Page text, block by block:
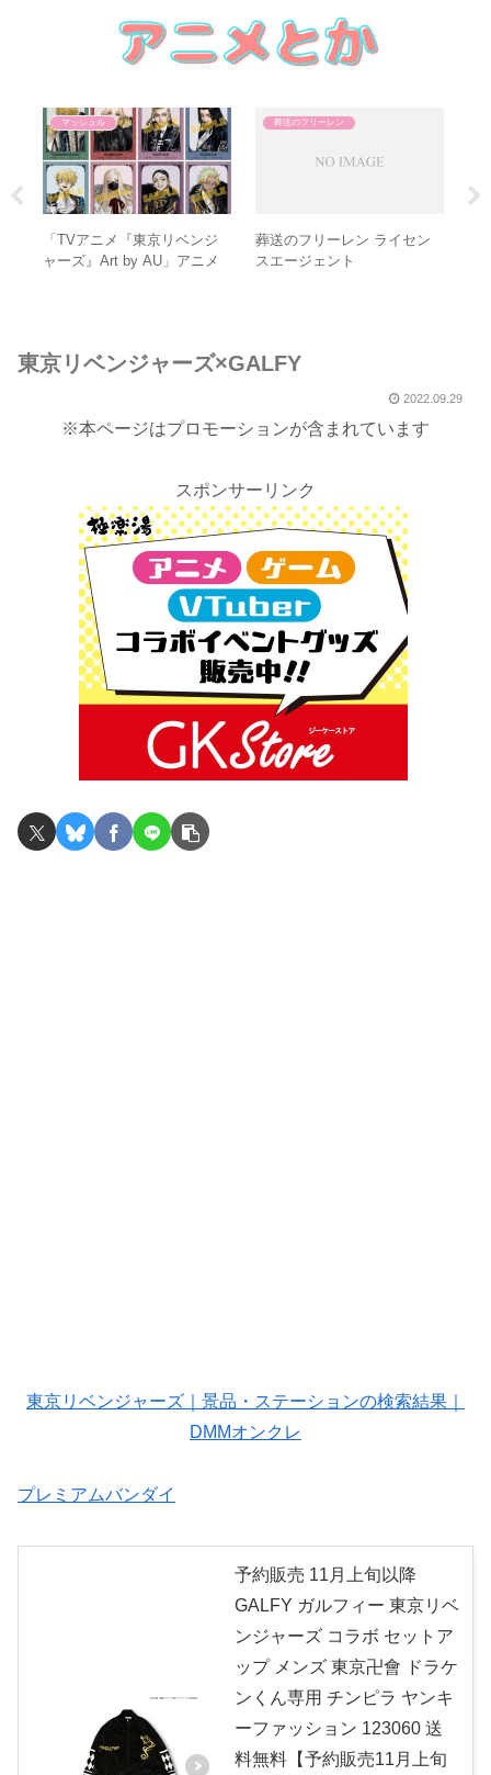
マッシュル
「TVアニメ『東京リベンジ
ャーズ』Art by AU」アニメ
葬送のフリーレン
葬送のフリーレン ライセン
スエージェント
東京リベンジャーズ×GALFY
2022.09.29
※本ページはプロモーションが含まれています
スポンサーリンク
東京リベンジャーズ｜景品・ステーションの検索結果｜
DMMオンクレ
プレミアムバンダイ
予約販売 11月上旬以降
GALFY ガルフィー 東京リベ
ンジャーズ コラボ セットア
ップ メンズ 東京卍會 ドラケ
ンくん専用 チンピラ ヤンキ
ーファッション 123060 送
料無料【予約販売11月上旬